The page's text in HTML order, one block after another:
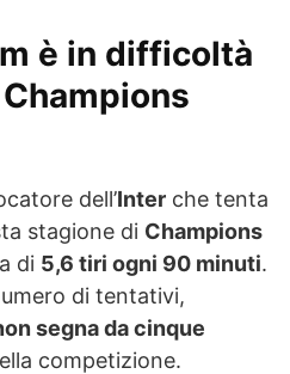
è in difficoltà
dell’Inter che tenta
stagione di Champions
di 5,6 tiri ogni 90 minuti.
di tentativi,
segna da cinque
competizione.